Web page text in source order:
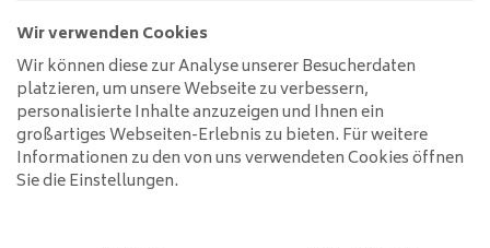
Keine Produkte gefunden!...
Kundendienst
Wir verwenden Cookies
Wir können diese zur Analyse unserer Besucherdaten
platzieren, um unsere Webseite zu verbessern,
personalisierte Inhalte anzuzeigen und Ihnen ein
großartiges Webseiten-Erlebnis zu bieten. Für weitere
Informationen zu den von uns verwendeten Cookies öffnen
Sie die Einstellungen.